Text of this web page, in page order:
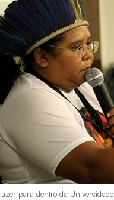
para dentro da